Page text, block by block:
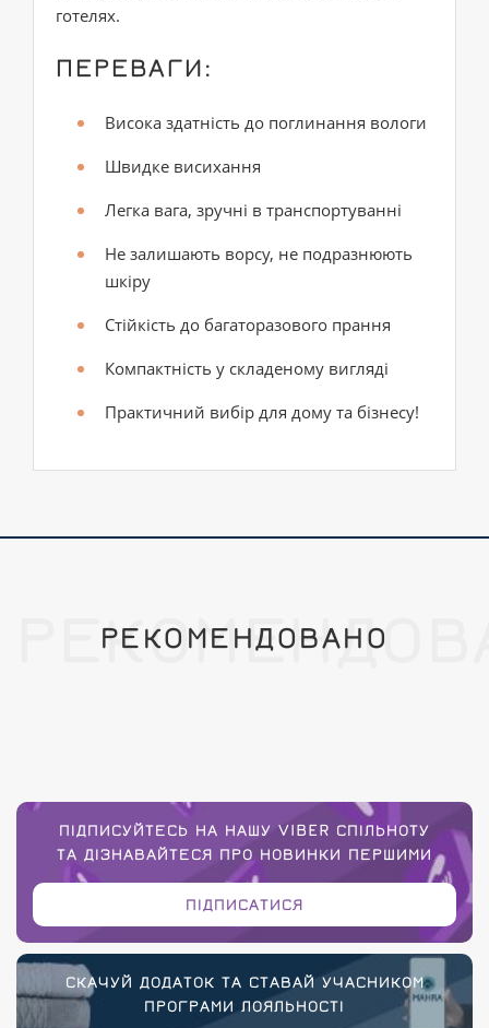
готелях.
ПЕРЕВАГИ:
Висока здатність до поглинання вологи
Швидке висихання
Легка вага, зручні в транспортуванні
Не залишають ворсу, не подразнюють
шкіру
Стійкість до багаторазового прання
Компактність у складеному вигляді
Практичний вибір для дому та бізнесу!
РЕКОМЕНДОВАНО
ПІДПИСУЙТЕСЬ НА НАШУ VIBER СПІЛЬНОТУ
ТА ДІЗНАВАЙТЕСЯ ПРО НОВИНКИ ПЕРШИМИ
ПІДПИСАТИСЯ
СКАЧУЙ ДОДАТОК ТА СТАВАЙ УЧАСНИКОМ
ПРОГРАМИ ЛОЯЛЬНОСТІ